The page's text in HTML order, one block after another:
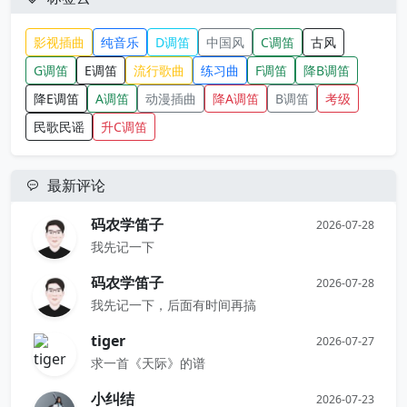
影视插曲 纯音乐 D调笛 中国风 C调笛
古风
G调笛
E调笛 流行歌曲 练习曲 F调笛
降B调笛
降E调笛
A调笛 动漫插曲 降A调笛 B调笛
考级
民歌民谣
升C调笛
最新评论
码农学笛子
2026-07-28
我先记一下
码农学笛子 2026-07-28
我先记一下，后面有时间再搞
tiger 2026-07-27
求一首《天际》的谱
小纠结 2026-07-23